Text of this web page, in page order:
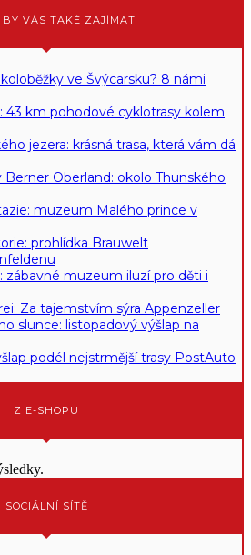
BY VÁS TAKÉ ZAJÍMAT
ve Švýcarsku? 8 námi
43 km pohodové cyklotrasy kolem
jezera: krásná trasa, která vám dá
Berner Oberland: okolo Thunského
muzeum Malého prince v
prohlídka Brauwelt
muzeum iluzí pro děti i
Za tajemstvím sýra Appenzeller
slunce: listopadový výšlap na
podél nejstrmější trasy PostAuto
Z E-SHOPU
SOCIÁLNÍ SÍTĚ